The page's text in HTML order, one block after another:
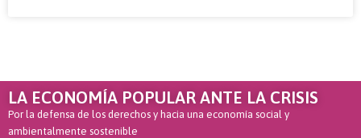
LA ECONOMÍA POPULAR ANTE LA CRISIS
Por la defensa de los derechos y hacia una economía social y
ambientalmente sostenible